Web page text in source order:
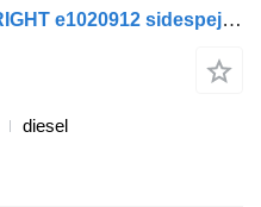
DAF Mirror Cover - FRONT RIGHT e1020912 sidespejl til DAF 45 lastbil
diesel